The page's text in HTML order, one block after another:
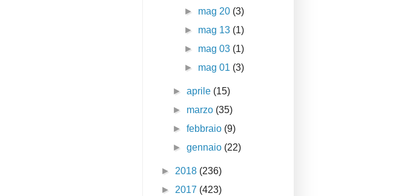
► mag 20 (3)
► mag 13 (1)
► mag 03 (1)
► mag 01 (3)
►aprile (15)
► marzo (35)
►febbraio (9)
►gennaio (22)
► 2018 (236)
► 2017 (423)